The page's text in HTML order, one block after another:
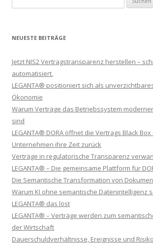
NEUESTE BEITRÄGE
Jetzt NIS2 Vertragstransparenz herstellen –
automatisiert.
LEGANTA® positioniert sich als
Ökonomie
Warum Verträge das Betriebssystem
sind
LEGANTA® DORA öffnet die Vertrags Black
Unternehmen ihre Zeit zurück
Verträge in regulatorische Transparenz
LEGANTA® – Die gemeinsame Plattform für
Die Semantische Transformation von
Warum KI ohne semantische Datenintelligenz
LEGANTA® das löst
LEGANTA® – Verträge werden zum
der Wirtschaft
Dauerschuldverhältnisse, Ereignisse und